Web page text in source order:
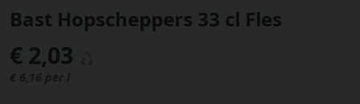
Bast Hopscheppers 33 cl Fles
€ 2,03
€ 6,16 per l